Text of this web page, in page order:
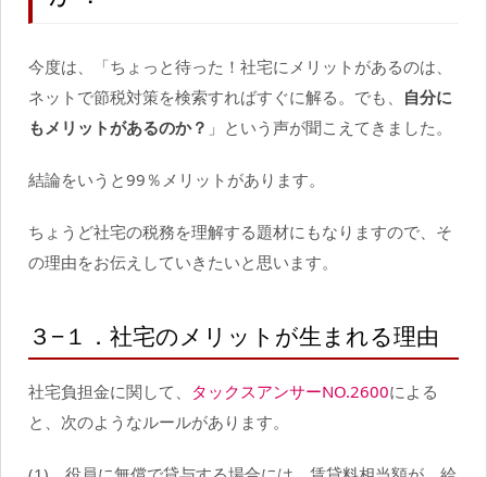
今度は、「ちょっと待った！社宅にメリットがあるのは、
ネットで節税対策を検索すればすぐに解る。でも、 自分に
もメリットがあるのか？ 」という声が聞こえてきました。
結論をいうと99％メリットがあります。
ちょうど社宅の税務を理解する題材にもなりますので、そ
の理由をお伝えしていきたいと思います。
３−１．社宅のメリットが生まれる理由
社宅負担金に関して、 タックスアンサーNO.2600による
と、次のようなルールがあります。